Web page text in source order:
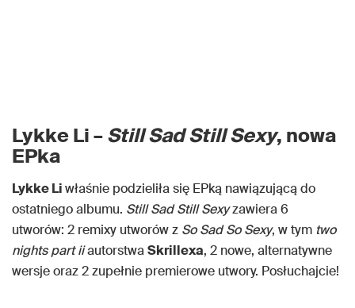
Lykke Li –Still Sad Still Sexy, nowa
EPka
Lykke Liwłaśnie podzieliła się EPką nawiązującą do
ostatniego albumu. Still Sad Still Sexyzawiera 6
utworów: 2 remixy utworów z So Sad So Sexy, w tym two
nights part iiautorstwaSkrillexa, 2 nowe, alternatywne
wersje oraz 2 zupełnie premierowe utwory. Posłuchajcie!